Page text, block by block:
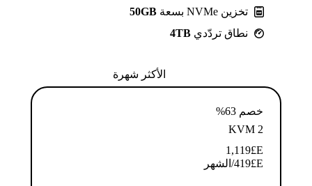
تخزين NVMe بسعة
50GB
نطاق تردّدي 4TB
الأكثر شهرة
خصم 63%
KVM 2
E£
1,119
E£
419/الشهر